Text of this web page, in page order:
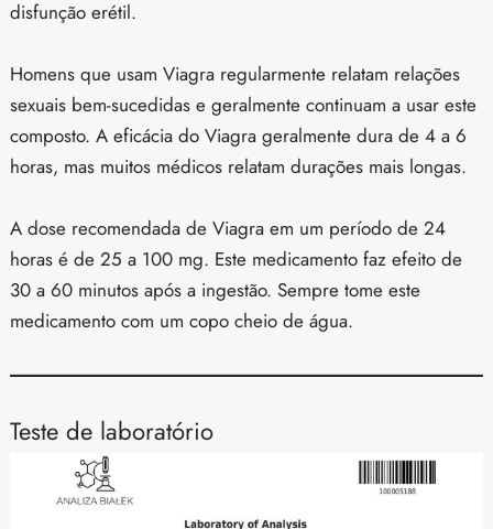
disfunção erétil.
Homens que usam Viagra regularmente relatam relações
sexuais bem-sucedidas e geralmente continuam a usar este
composto. A eficácia do Viagra geralmente dura de 4 a 6
horas, mas muitos médicos relatam durações mais longas.
A dose recomendada de Viagra em um período de 24
horas é de 25 a 100 mg. Este medicamento faz efeito de
30 a 60 minutos após a ingestão. Sempre tome este
medicamento com um copo cheio de água.
Teste de laboratório